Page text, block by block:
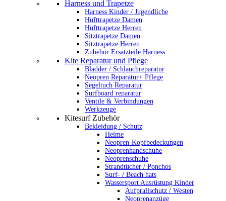
Harness und Trapetze
Harness Kinder / Jugendliche
Hüfttrapetze Damen
Hüfttrapetze Herren
Sitztrapetze Damen
Sitztrapetze Herren
Zubehör Ersatzteile Harness
Kite Reparatur und Pflege
Bladder / Schlauchreparatur
Neopren Reparatur+ Pflege
Segeltuch Reparatur
Surfboard reparatur
Ventile & Verbindungen
Werkzeuge
Kitesurf Zubehör
Bekleidung / Schutz
Helme
Neopren-Kopfbedeckungen
Neoprenhandschuhe
Neoprenschuhe
Strandtücher / Ponchos
Surf- / Beach hats
Wassersport Ausrüstung Kinder
Aufprallschutz / Westen
Neoprenanzüge